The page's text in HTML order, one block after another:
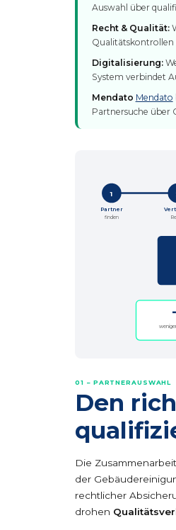
Auswahl über
Recht & Qualität:
Qualitätskontrollen
Digitalisierung:
System verbindet
Mendato Mendato
Partnersuche über
1
Partner
finden
01 – PARTNERAUSWAHL
Den
Die
der
rechtlicher
drohen